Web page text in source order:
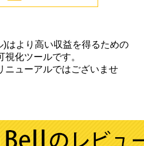
はより高い収益を得るための
化ツールです。
ューアルではございませ